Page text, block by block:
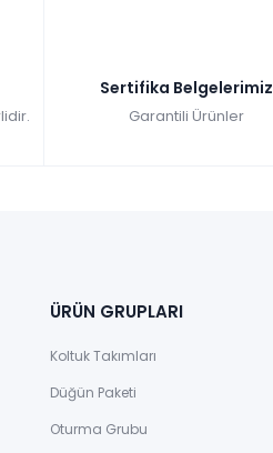
Sertifika Belgelerimiz
Garantili Ürünler
ÜRÜN GRUPLARI
Koltuk Takımları
Düğün Paketi
Oturma Grubu